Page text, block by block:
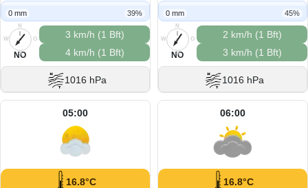
0 mm 39%
N
O
S
W
NO
3 km/h (1 Bft)
4 km/h (1 Bft)
1016 hPa
0 mm 45%
N
O
S
W
NO
2 km/h (1 Bft)
3 km/h (1 Bft)
1016 hPa
05:00
16.8°C
06:00
16.8°C